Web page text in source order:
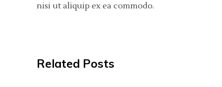
nisi ut aliquip ex ea commodo.
Related Posts